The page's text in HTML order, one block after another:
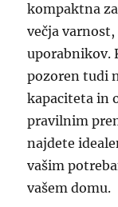
kompaktna
večja
uporabnikov.
pozoren tudi
kapaciteta in
pravilnim
najdete
vašim
vašem domu.